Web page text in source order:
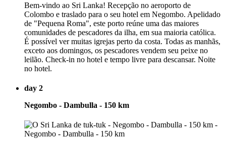
Bem-vindo ao Sri Lanka! Recepção no aeroporto de
Colombo e traslado para o seu hotel em Negombo. Apelidado
de "Pequena Roma", este porto reúne uma das maiores
comunidades de pescadores da ilha, em sua maioria católica.
É possível ver muitas igrejas perto da costa. Todas as manhãs,
exceto aos domingos, os pescadores vendem seu peixe no
leilão. Check-in no hotel e tempo livre para descansar. Noite
no hotel.
day 2
Negombo - Dambulla - 150 km